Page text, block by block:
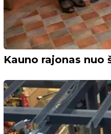
Kauno rajonas nuo